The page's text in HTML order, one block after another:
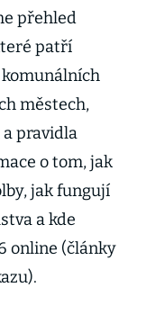
přehled
patří
městech,
pravidla
o tom, jak
jak fungují
a kde
online (články